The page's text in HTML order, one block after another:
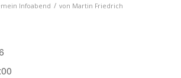
Infoabend / von Martin Friedrich